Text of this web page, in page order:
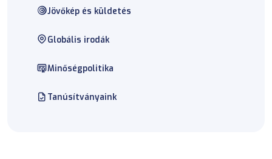
Jövőkép és küldetés
Globális irodák
Minőségpolitika
Tanúsítványaink